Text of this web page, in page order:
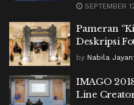
SEPTEMBER
Pameran
Deskripsi
by Nabila
IMAGO
Line